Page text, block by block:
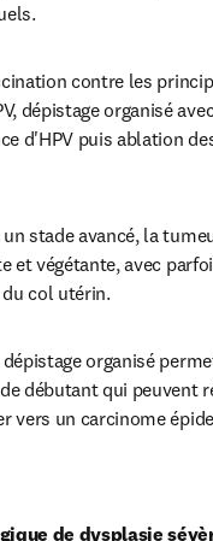
contre les
dépistage organisé
d'HPV puis ablation
stade avancé, la
et végétante, avec
col utérin.
organisé
débutant qui peuvent
vers un carcinome
de dysplasie